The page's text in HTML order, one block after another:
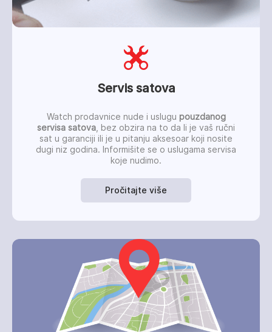
Servis satova
Watch prodavnice nude i uslugu pouzdanog
servisa satova, bez obzira na to da li je vaš ručni
sat u garanciji ili je u pitanju aksesoar koji nosite
dugi niz godina. Informišite se o uslugama servisa
koje nudimo.
Pročitajte više